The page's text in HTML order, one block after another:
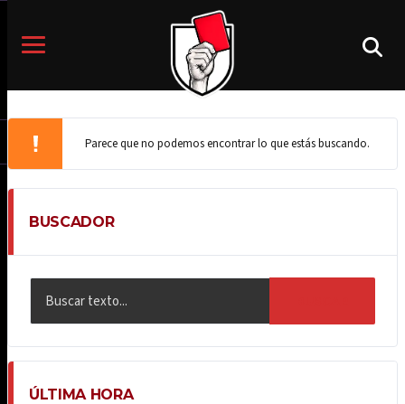
Parece que no podemos encontrar lo que estás buscando.
BUSCADOR
ÚLTIMA HORA